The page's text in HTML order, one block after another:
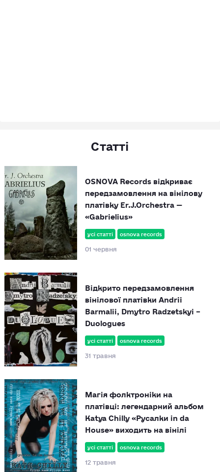
Статті
усі статті osnova records
01 червня
OSNOVA Records відкриває
передзамовлення на вінілову
платівку Er.J.Orchestra —
«Gabrielius»
усі статті osnova records
31 травня
Відкрито передзамовлення
вінілової платівки Andrii
Barmalii, Dmytro Radzetskyi –
Duologues
усі статті osnova records
12 травня
Магія фолктроніки на
платівці: легендарний альбом
Katya Chilly «Русалки in da
House» виходить на вінілі